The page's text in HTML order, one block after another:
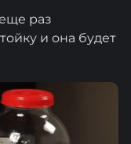
раз
и она будет